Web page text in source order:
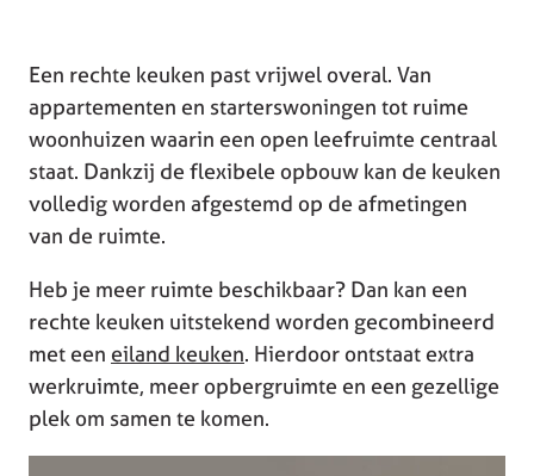
Een rechte keuken past vrijwel overal. Van
appartementen en starterswoningen tot ruime
woonhuizen waarin een open leefruimte centraal
staat. Dankzij de flexibele opbouw kan de keuken
volledig worden afgestemd op de afmetingen
van de ruimte.
Heb je meer ruimte beschikbaar? Dan kan een
rechte keuken uitstekend worden gecombineerd
met een eiland keuken. Hierdoor ontstaat extra
werkruimte, meer opbergruimte en een gezellige
plek om samen te komen.